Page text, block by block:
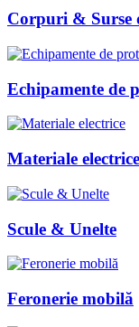
Corpuri & Surse
Echipamente de
Materiale electrice
Scule & Unelte
Feronerie mobilă